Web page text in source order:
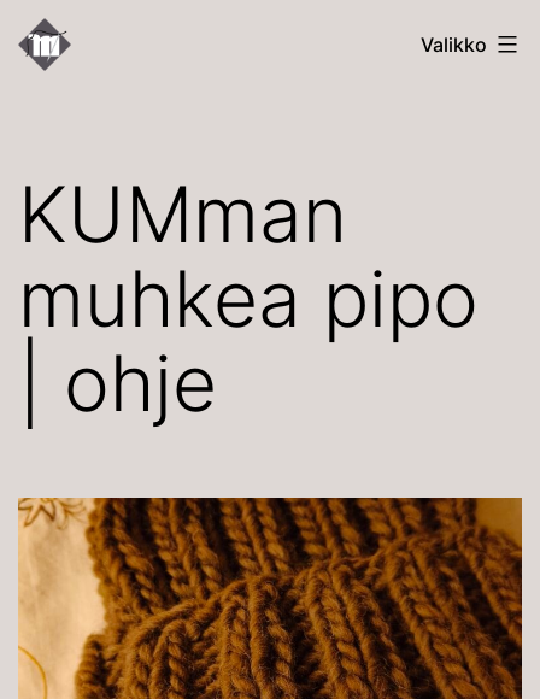
Siirry
sisältöön
Kallion
Valikko
KUMman
muhkea pipo
| ohje